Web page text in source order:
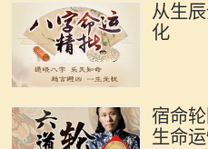
从生
化
宿命
生命